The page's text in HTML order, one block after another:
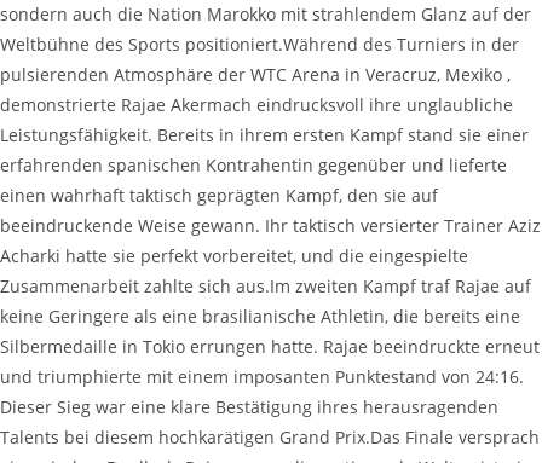
sondern auch die Nation Marokko mit strahlendem Glanz auf der
Weltbühne des Sports positioniert.Während des Turniers in der
pulsierenden Atmosphäre der WTC Arena in Veracruz, Mexiko ,
demonstrierte Rajae Akermach eindrucksvoll ihre unglaubliche
Leistungsfähigkeit. Bereits in ihrem ersten Kampf stand sie einer
erfahrenden spanischen Kontrahentin gegenüber und lieferte
einen wahrhaft taktisch geprägten Kampf, den sie auf
beeindruckende Weise gewann. Ihr taktisch versierter Trainer Aziz
Acharki hatte sie perfekt vorbereitet, und die eingespielte
Zusammenarbeit zahlte sich aus.Im zweiten Kampf traf Rajae auf
keine Geringere als eine brasilianische Athletin, die bereits eine
Silbermedaille in Tokio errungen hatte. Rajae beeindruckte erneut
und triumphierte mit einem imposanten Punktestand von 24:16.
Dieser Sieg war eine klare Bestätigung ihres herausragenden
Talents bei diesem hochkarätigen Grand Prix.Das Finale versprach